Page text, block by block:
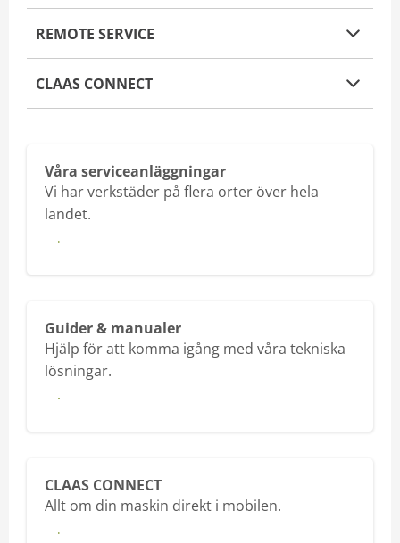
REMOTE SERVICE
CLAAS CONNECT
Våra serviceanläggningar
Vi har verkstäder på flera orter över hela
landet.
Hitta verkstad
Guider & manualer
Hjälp för att komma igång med våra tekniska
lösningar.
Till hjälpen
CLAAS CONNECT
Allt om din maskin direkt i mobilen.
Läs mer